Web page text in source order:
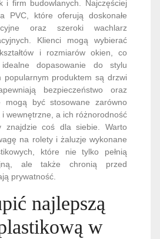
i firm budowlanych. Najczęściej
PVC, które oferują doskonałe
oraz szeroki wachlarz
Klienci mogą wybierać
i rozmiarów okien, co
dopasowanie do stylu
popularnym produktem są drzwi
bezpieczeństwo oraz
mogą być stosowane zarówno
i wewnętrzne, a ich różnorodność
znajdzie coś dla siebie. Warto
na rolety i żaluzje wykonane
które nie tylko pełnią
ale także chronią przed
prywatność.
najlepszą
w